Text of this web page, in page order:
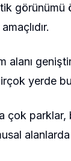
görünümü
alanı
yerde
çok parklar,